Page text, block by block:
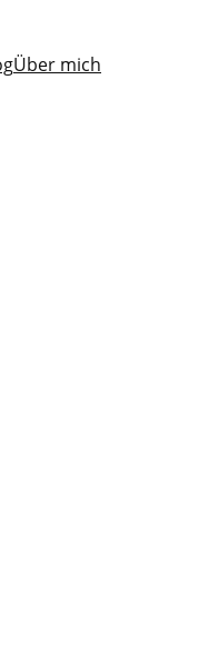
Über mich